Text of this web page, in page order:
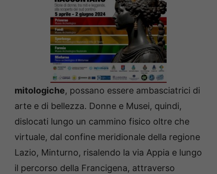
mitologiche, possano essere ambasciatrici di
arte e di bellezza. Donne e Musei, quindi,
dislocati lungo un cammino fisico oltre che
virtuale, dal confine meridionale della regione
Lazio, Minturno, risalendo la via Appia e lungo
il percorso della Francigena, attraverso